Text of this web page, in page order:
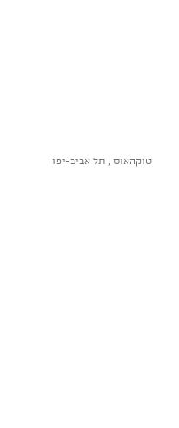
טוקהאוס , תל אביב-יפו